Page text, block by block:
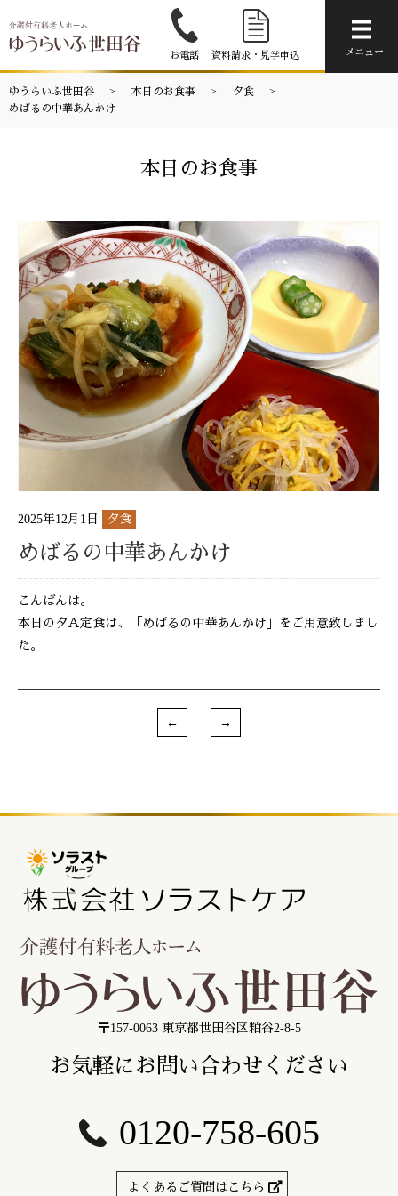
お電話 資料請求・見学申込 メニュー
ゆうらいふ世田谷 本日のお食事
夕食
めばるの中華あんかけ
本日のお食事
2025年12月1日 夕食
めばるの中華あんかけ
こんばんは。
本日の夕Ａ定食は、「めばるの中華あんかけ」をご用意致しまし
た。
〒157-0063 東京都世田谷区粕谷2-8-5
お気軽にお問い合わせください
0120-758-605
よくあるご質問はこちら